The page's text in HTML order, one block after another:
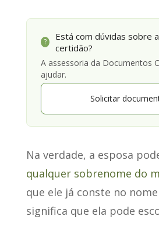
?
Está com dúvidas sobre
certidão?
A assessoria da Documentos
ajudar.
Solicitar
Na verdade, a esposa
qualquer sobrenome do
que ele já conste no
significa que ela pode